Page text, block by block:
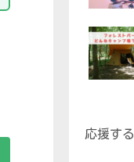
応援する